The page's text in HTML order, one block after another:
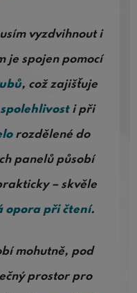
vyzdvihnout i
je spojen pomocí
, což zajišťuje
i při
rozdělené do
panelů působí
– skvěle
opora při čtení.
mohutně, pod
prostor pro